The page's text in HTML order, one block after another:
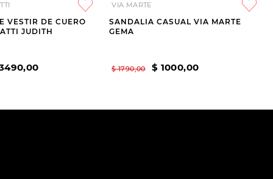
VESTIR DE CUERO
JUDITH
,00
VIA MARTE
SANDALIA CASUAL VIA MARTE
GEMA
$ 1790,00 $ 1000,00